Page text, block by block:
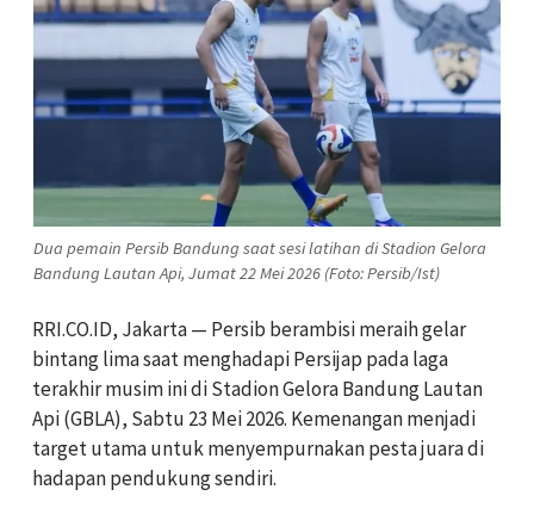
Dua pemain Persib Bandung saat sesi latihan di Stadion Gelora
Bandung Lautan Api, Jumat 22 Mei 2026 (Foto: Persib/Ist)
RRI.CO.ID, Jakarta — Persib berambisi meraih gelar
bintang lima saat menghadapi Persijap pada laga
terakhir musim ini di Stadion Gelora Bandung Lautan
Api (GBLA), Sabtu 23 Mei 2026. Kemenangan menjadi
target utama untuk menyempurnakan pesta juara di
hadapan pendukung sendiri.